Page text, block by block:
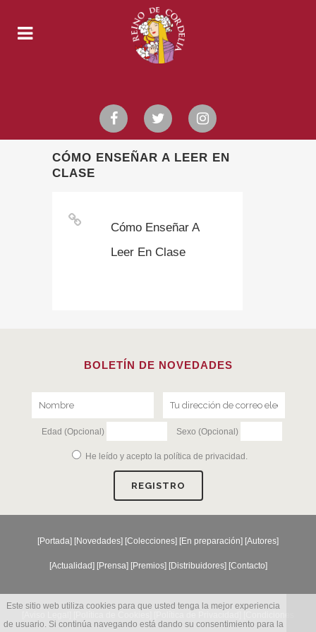
CÓMO ENSEÑAR A LEER EN
CLASE
Cómo Enseñar A
Leer En Clase
BOLETÍN DE NOVEDADES
Edad (Opcional) Sexo (Opcional)
He leído y acepto la política de privacidad .
[Portada] [Novedades] [Colecciones] [En preparación] [Autores]
[Actualidad] [Prensa] [Premios] [Distribuidores] [Contacto]
Este sitio web utiliza cookies para que usted tenga la mejor experiencia
de usuario. Si continúa navegando está dando su consentimiento para la